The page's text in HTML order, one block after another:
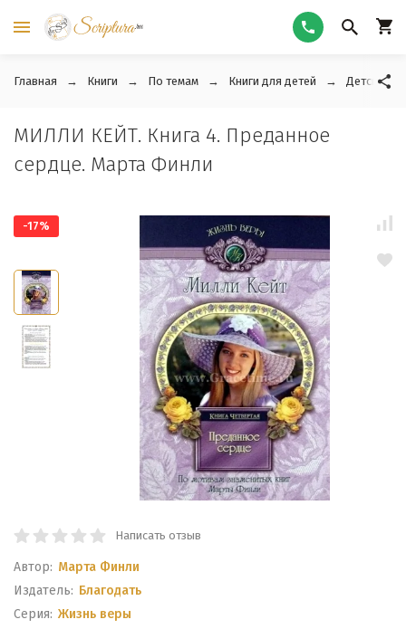
Главная Книги По темам Книги для детей Детские
МИЛЛИ КЕЙТ. Книга 4. Преданное
сердце. Марта Финли
-17%
Написать отзыв
Автор: Марта Финли
Издатель: Благодать
Серия: Жизнь веры